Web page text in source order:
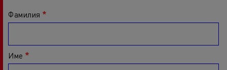
Фамилия
Име